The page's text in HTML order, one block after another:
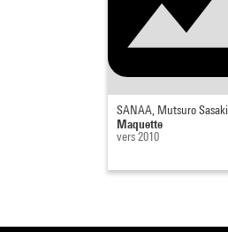
SANAA, Mutsuro Sasaki
Maquette
vers 2010